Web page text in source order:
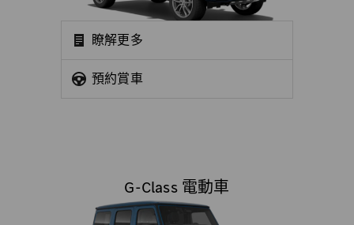
瞭解更多
預約賞車
G-Class 電動車